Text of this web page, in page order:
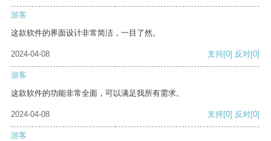
游客
这款软件的界面设计非常简洁，一目了然。
2024-04-08 支持[0] 反对[0]
游客
这款软件的功能非常全面，可以满足我所有需求。
2024-04-08 支持[0] 反对[0]
游客